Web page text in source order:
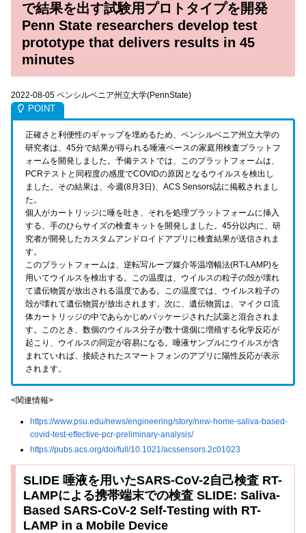
で結果を出す試験用プロトタイプを開発
Penn State researchers develop test
prototype that delivers results in 45
minutes
2022-08-05 ペンシルベニア州立大学(PennState)
正確さと利便性のギャップを埋めるため、ペンシルベニア州立大学の
研究者は、45分で結果が得られる唾液ベースの家庭用検査プラットフ
ォームを開発しました。予備テストでは、このプラットフォームは、
PCRテストと同程度の感度でCOVIDの原因となるウイルスを検出し
ました。その結果は、今週(8月3日)、ACS Sensors誌に掲載されまし
た。
個人がカートリッジに唾を吐き、それを処理プラットフォームに挿入
する、手のひらサイズの検査キットを開発しました。45分以内に、研
究者が開発したカスタムアンドロイドアプリに検査結果が送信されま
す。
このプラットフォームは、逆転写ループ媒介等温増幅法(RT-LAMP)を
用いてウイルスを検出する。この温度は、ウイルスの粒子の殻が壊れ
て遺伝物質が放出される温度である。この温度では、ウイルス粒子の
殻が壊れて遺伝物質が放出されます。次に、遺伝物質は、マイクロ流
体カートリッジの中であらかじめパッケージされた試薬と混合されま
す。このとき、数個のウイルス分子が数十億個に増殖する化学反応が
起こり、ウイルスの同定が容易になる。唾液サンプルにウイルスが含
まれていれば、接続されたスマートフォンのアプリに陽性反応が表示
されます。
<関連情報>
https://www.psu.edu/news/engineering/story/new-home-saliva-based-
covid-test-effective-pcr-preliminary-analysis/
https://pubs.acs.org/doi/full/10.1021/acssensors.2c01023
SLIDE 唾液を用いたSARS-CoV-2自己検査 RT-
LAMPによる携帯端末での検査 SLIDE: Saliva-
Based SARS-CoV-2 Self-Testing with RT-
LAMP in a Mobile Device